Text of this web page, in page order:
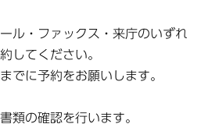
ル・ファックス・来庁のいずれ
してください。
でに予約をお願いします。
類の確認を行います。